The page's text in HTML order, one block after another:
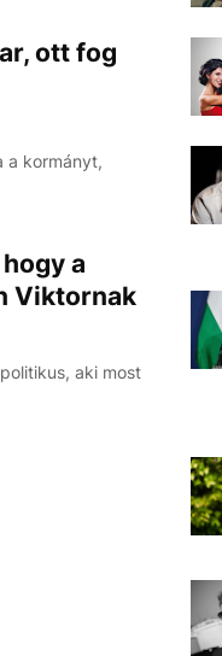
ott fog
a kormányt,
a
Viktornak
aki most